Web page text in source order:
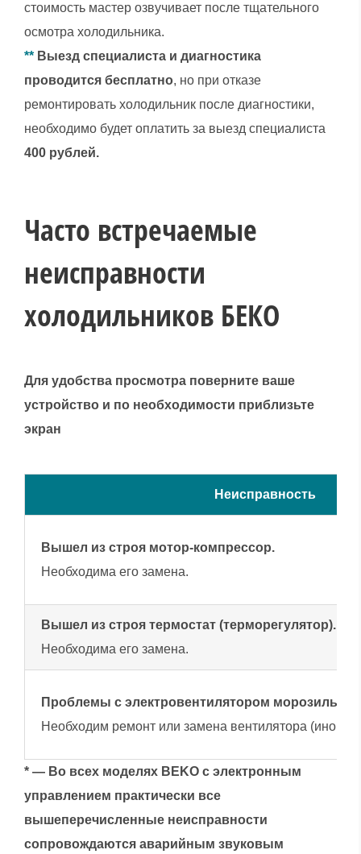
стоимость мастер озвучивает после тщательного
осмотра холодильника.
** Выезд специалиста и диагностика
проводится бесплатно, но при отказе
ремонтировать холодильник после диагностики,
необходимо будет оплатить за выезд специалиста
400 рублей.
Часто встречаемые
неисправности
холодильников БЕКО
Для удобства просмотра поверните ваше
устройство и по необходимости приблизьте
экран
Неисправность
Вышел из строя мотор-компрессор.
Необходима его замена.
Вышел из строя термостат (терморегулятор).
Необходима его замена.
Проблемы с электровентилятором
Необходим ремонт или замена вентилятора (иногда
* — Во всех моделях BEKO с электронным
управлением практически все
вышеперечисленные неисправности
сопровождаются аварийным звуковым